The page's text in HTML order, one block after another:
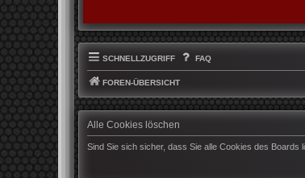
SCHNELLZUGRIFF FAQ
FOREN-ÜBERSICHT
Alle Cookies löschen
Sind Sie sich sicher, dass Sie alle Cookies des Boards